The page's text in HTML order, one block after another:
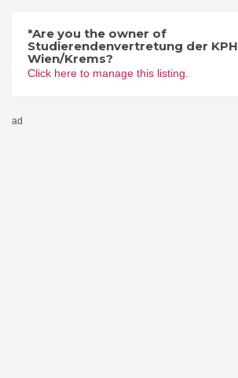
*Are you the owner of
Studierendenvertretung der KPH
Wien/Krems?
Click here to manage this listing.
ad